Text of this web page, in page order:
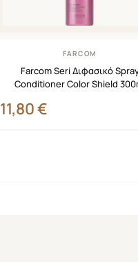
FARCOM
Farcom Seri Διφασικό
Conditioner Color Shield
11,80€